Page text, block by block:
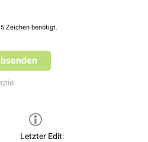
gelten.
Erkrankung - spricht man von
nicht scharf - die beiden
werden häufig synonym
Zeichen benötigt.
Letzter Edit: